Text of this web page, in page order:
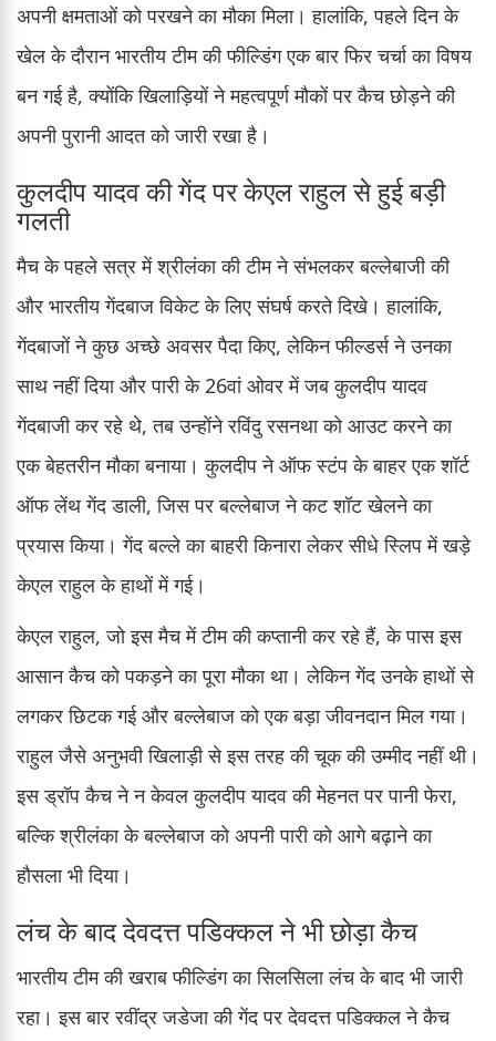
अपनी क्षमताओं को परखने का मौका मिला। हालांकि, पहले दिन के
खेल के दौरान भारतीय टीम की फील्डिंग एक बार फिर चर्चा का विषय
बन गई है, क्योंकि खिलाड़ियों ने महत्वपूर्ण मौकों पर कैच छोड़ने की
अपनी पुरानी आदत को जारी रखा है।
कुलदीप यादव की गेंद पर केएल राहुल से हुई बड़ी
गलती
मैच के पहले सत्र में श्रीलंका की टीम ने संभलकर बल्लेबाजी की
और भारतीय गेंदबाज विकेट के लिए संघर्ष करते दिखे। हालांकि,
गेंदबाजों ने कुछ अच्छे अवसर पैदा किए, लेकिन फील्डर्स ने उनका
साथ नहीं दिया और पारी के 26वां ओवर में जब कुलदीप यादव
गेंदबाजी कर रहे थे, तब उन्होंने रविंदु रसनथा को आउट करने का
एक बेहतरीन मौका बनाया। कुलदीप ने ऑफ स्टंप के बाहर एक शॉर्ट
ऑफ लेंथ गेंद डाली, जिस पर बल्लेबाज ने कट शॉट खेलने का
प्रयास किया। गेंद बल्ले का बाहरी किनारा लेकर सीधे स्लिप में खड़े
केएल राहुल के हाथों में गई।
केएल राहुल, जो इस मैच में टीम की कप्तानी कर रहे हैं, के पास इस
आसान कैच को पकड़ने का पूरा मौका था। लेकिन गेंद उनके हाथों से
लगकर छिटक गई और बल्लेबाज को एक बड़ा जीवनदान मिल गया।
राहुल जैसे अनुभवी खिलाड़ी से इस तरह की चूक की उम्मीद नहीं थी।
इस ड्रॉप कैच ने न केवल कुलदीप यादव की मेहनत पर पानी फेरा,
बल्कि श्रीलंका के बल्लेबाज को अपनी पारी को आगे बढ़ाने का
हौसला भी दिया।
लंच के बाद देवदत्त पडिक्कल ने भी छोड़ा कैच
भारतीय टीम की खराब फील्डिंग का सिलसिला लंच के बाद भी जारी
रहा। इस बार रवींद्र जडेजा की गेंद पर देवदत्त पडिक्कल ने कैच